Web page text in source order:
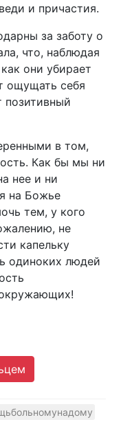
и причастия.
за заботу о
что, наблюдая
они убирает
ощущать себя
позитивный
в том,
Как бы мы ни
нее и ни
на Божье
тем, у кого
не
капельку
одиноких людей
окружающих!